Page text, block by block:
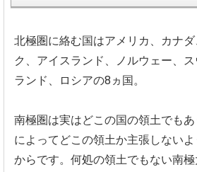
北極圏に絡む国はアメリカ、カナ
ク、 アイスランド、ノルウェー、
ランド、
ロシアの8ヵ国。
南極圏は実はどこの国の領土でもあ
によってどこの領土か主張しない
からです。何処の領土でもない南